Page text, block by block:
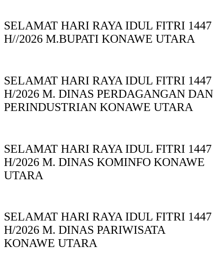
SELAMAT HARI RAYA IDUL FITRI 1447
H//2026 M.BUPATI KONAWE UTARA
SELAMAT HARI RAYA IDUL FITRI 1447
H/2026 M. DINAS PERDAGANGAN DAN
PERINDUSTRIAN KONAWE UTARA
SELAMAT HARI RAYA IDUL FITRI 1447
H/2026 M. DINAS KOMINFO KONAWE
UTARA
SELAMAT HARI RAYA IDUL FITRI 1447
H/2026 M. DINAS PARIWISATA
KONAWE UTARA